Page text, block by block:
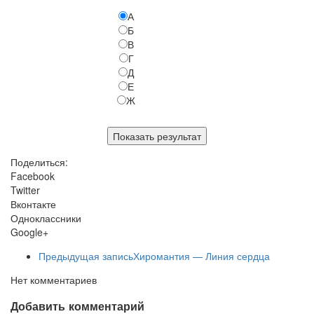
А
Б
В
Г
Д
Е
Ж
Поделиться:
Facebook
Twitter
Вконтакте
Одноклассники
Google+
Предыдущая записьХиромантия — Линия сердца
Нет комментариев
Добавить комментарий